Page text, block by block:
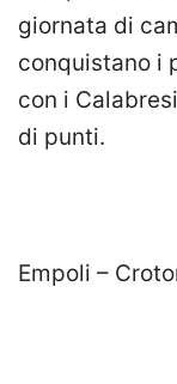
giornata di
conquistano i
con i
di punti.
Empoli –